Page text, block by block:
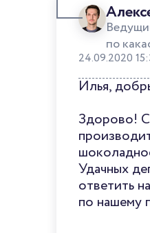
по
24.09.2020
Илья,
Здорово!
Удачных
ответить
по нашему